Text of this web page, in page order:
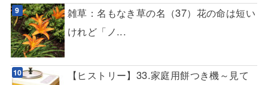
雑草：名もなき草の名（37）花の命は短い
けれど「ノ...
【ヒストリー】33.家庭用餅つき機～見て